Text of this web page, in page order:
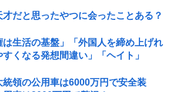
だと思ったやつに会ったことある？
生活の基盤」「外国人を締め上げれ
くなる発想間違い」「ヘイト」
統領の公用車は6000万円で安全装